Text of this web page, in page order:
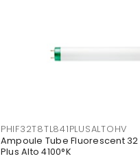
PHIF32T8TL841PLUSALTOHV
Ampoule Tube Fluorescent 32
Plus Alto 4100°K